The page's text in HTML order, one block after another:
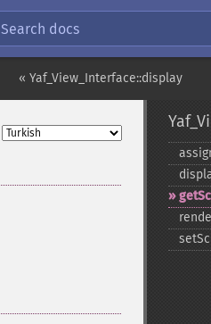
Search docs
« Yaf_View_Interface::display